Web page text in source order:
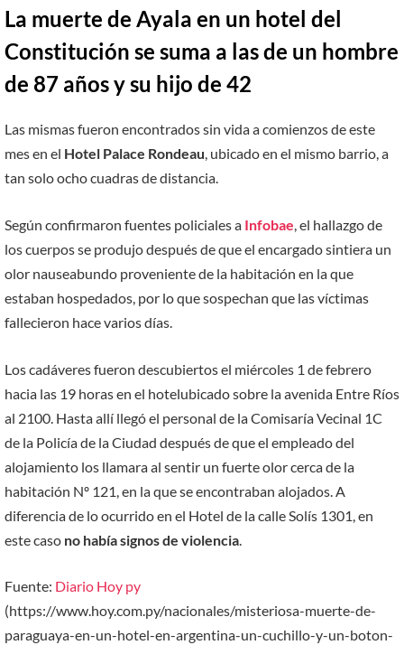
La muerte de Ayala en un hotel del
Constitución se suma a las de un hombre
de 87 años y su hijo de 42
Las mismas fueron encontrados sin vida a comienzos de este
mes en el Hotel Palace Rondeau, ubicado en el mismo barrio, a
tan solo ocho cuadras de distancia.
Según confirmaron fuentes policiales a Infobae, el hallazgo de
los cuerpos se produjo después de que el encargado sintiera un
olor nauseabundo proveniente de la habitación en la que
estaban hospedados, por lo que sospechan que las víctimas
fallecieron hace varios días.
Los cadáveres fueron descubiertos el miércoles 1 de febrero
hacia las 19 horas en el hotelubicado sobre la avenida Entre Ríos
al 2100. Hasta allí llegó el personal de la Comisaría Vecinal 1C
de la Policía de la Ciudad después de que el empleado del
alojamiento los llamara al sentir un fuerte olor cerca de la
habitación Nº 121, en la que se encontraban alojados. A
diferencia de lo ocurrido en el Hotel de la calle Solís 1301, en
este caso no había signos de violencia
Fuente: Diario Hoy py
(https://www.hoy.com.py/nacionales/misteriosa-muerte-de-
paraguaya-en-un-hotel-en-argentina-un-cuchillo-y-un-boton-